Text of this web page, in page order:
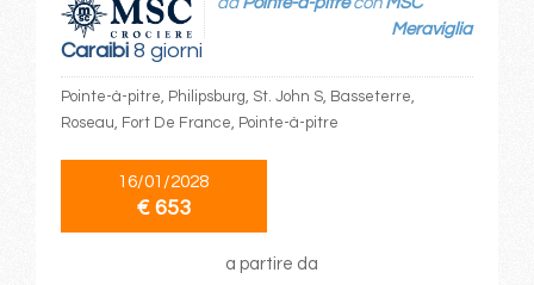
Caraibi8 giorni
Meraviglia
Pointe-à-pitre, Philipsburg, St. John S, Basseterre,
Roseau, Fort De France, Pointe-à-pitre
16/01/2028
€ 653
a partire da